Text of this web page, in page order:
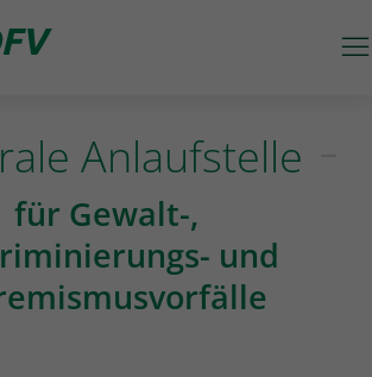
wdfv führt zur Starseite
Anlaufstelle
für Gewalt-,
und